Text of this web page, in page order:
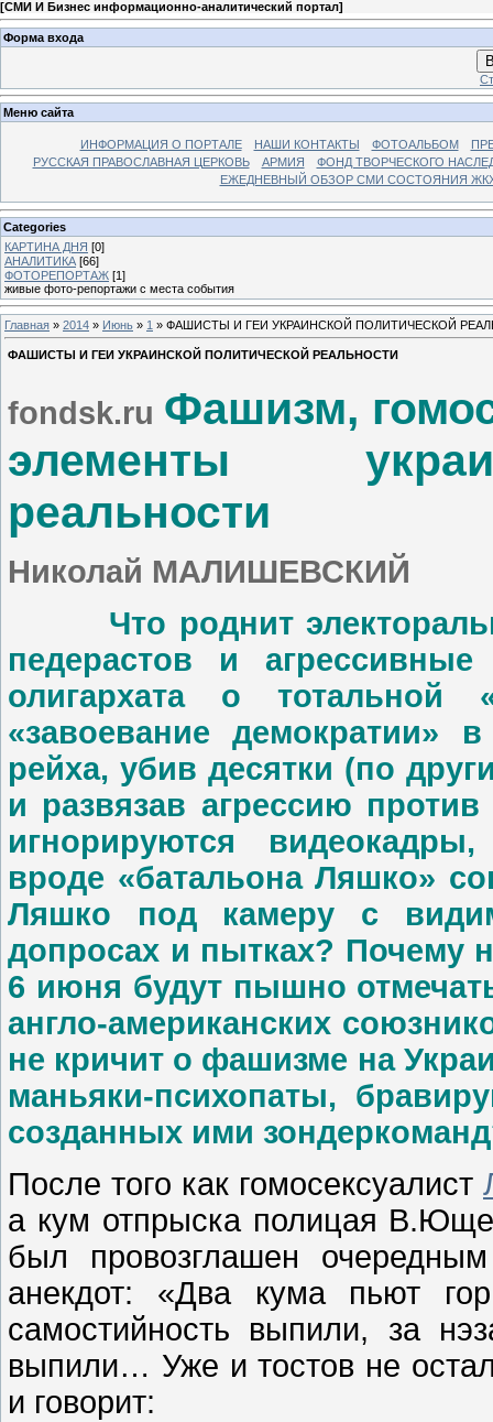
[СМИ И Бизнес информационно-аналитический портал]
Форма входа
Меню сайта
ИНФОРМАЦИЯ О ПОРТАЛЕ НАШИ КОНТАКТЫ ФОТОАЛЬБОМ
РУССКАЯ ПРАВОСЛАВНАЯ ЦЕРКОВЬ
АРМИЯ
ФОНД ТВОРЧЕСКОГО
ЕЖЕДНЕВНЫЙ ОБЗОР СМИ СОСТОЯНИЯ
Categories
КАРТИНА ДНЯ [0]
АНАЛИТИКА [66]
ФОТОРЕПОРТАЖ [1]
живые фото-репортажи с места события
Главная » 2014 » Июнь » 1 » ФАШИСТЫ И ГЕИ УКРАИНСКОЙ ПОЛИТИЧЕСКОЙ
ФАШИСТЫ И ГЕИ УКРАИНСКОЙ ПОЛИТИЧЕСКОЙ РЕАЛЬНОСТИ
fondsk.ru Фашизм,
элементы
реальности
Николай МАЛИШЕВСКИЙ
Что роднит
педерастов и агрессивные
олигархата о тотальной
«завоевание демократии»
рейха, убив десятки (по
и развязав агрессию
игнорируются
вроде «батальона Ляшко»
Ляшко под камеру с
допросах и пытках? Почему
6 июня будут пышно
англо-американских
не кричит о фашизме на
маньяки-психопаты,
созданных ими
После того как гомосексуалист
а кум отпрыска полицая
был провозглашен
анекдот: «Два кума пьют
самостийность выпили, за
выпили… Уже и тостов не
и говорит: